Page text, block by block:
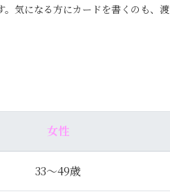
気になる方にカードを書くのも、渡
女性
33～49歳